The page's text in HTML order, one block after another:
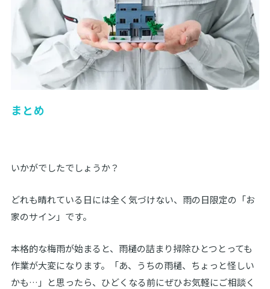
まとめ
いかがでしたでしょうか？
どれも晴れている日には全く気づけない、雨の日限定の「お
家のサイン」です。
本格的な梅雨が始まると、雨樋の詰まり掃除ひとつとっても
作業が大変になります。「あ、うちの雨樋、ちょっと怪しい
かも…」と思ったら、ひどくなる前にぜひお気軽にご相談く